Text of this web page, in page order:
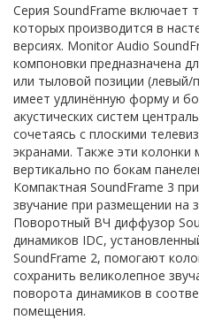
Серия SoundFrame включает
которых производится в
версиях. Monitor Audio
компоновки предназначена
или тыловой позиции (левый/
имеет удлинённую форму и
акустических систем
сочетаясь с плоскими
экранами. Также эти колонки
вертикально по бокам
Компактная SoundFrame 3
звучание при размещении на
Поворотный ВЧ диффузор
динамиков IDC,
SoundFrame 2, помогают
сохранить великолепное
поворота динамиков в
помещения.